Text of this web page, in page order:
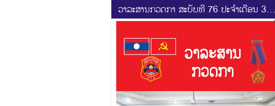
ວາລະສານກວດກາ ສະບັບທີ 76 ປະຈຳເດືອນ 3-4
2025